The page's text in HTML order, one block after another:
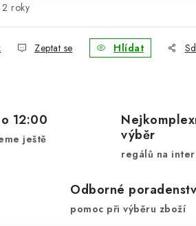
2 roky
Zeptat se Hlídat
12:00
ještě
výběr
regálů na
Odborné
pomoc při výběru zboží